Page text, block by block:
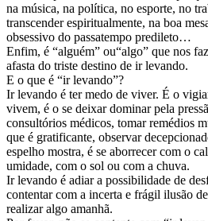
na música, na política, no esporte, no
transcender espiritualmente, na boa
obsessivo do passatempo predileto…
Enfim, é “alguém” ou“algo” que nos
afasta do triste destino de ir levando.
E o que é “ir levando”?
Ir levando é ter medo de viver. É o
vivem, é o se deixar dominar pela
consultórios médicos, tomar remédios
que é gratificante, observar
espelho mostra, é se aborrecer com o
umidade, com o sol ou com a chuva.
Ir levando é adiar a possibilidade de
contentar com a incerta e frágil ilusão
realizar algo amanhã.